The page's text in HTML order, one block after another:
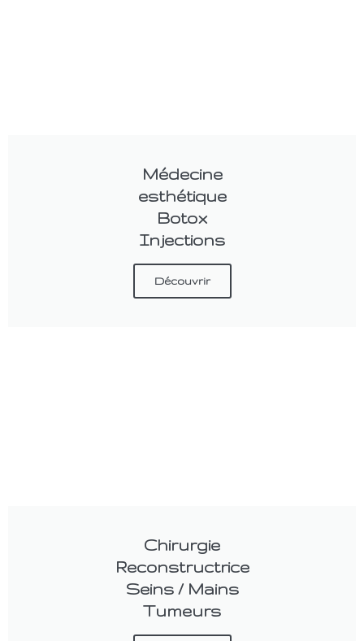
Médecine
esthétique
Botox
Injections
Découvrir
Chirurgie
Reconstructrice
Seins / Mains
Tumeurs